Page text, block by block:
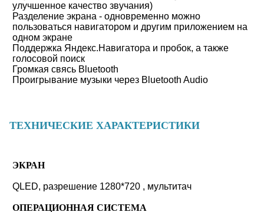
улучшенное качество звучания)
Разделение экрана - одновременно можно
пользоваться навигатором и другим приложением на
одном экране
Поддержка Яндекс.Навигатора и пробок, а также
голосовой поиск
Громкая свясь Bluetooth
Проигрывание музыки через Bluetooth Audio
ТЕХНИЧЕСКИЕ ХАРАКТЕРИСТИКИ
ЭКРАН
QLED, разрешение 1280*720 , мультитач
ОПЕРАЦИОННАЯ СИСТЕМА